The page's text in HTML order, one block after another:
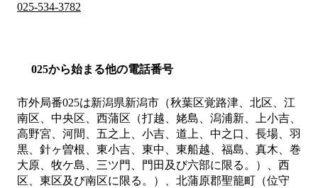
025-534-3782
025から始まる他の電話番号
市外局番025は新潟県新潟市（秋葉区覚路津、北区、江
南区、中央区、西蒲区（打越、姥島、潟浦新、上小吉、
高野宮、河間、五之上、小吉、道上、中之口、長場、羽
黒、針ヶ曽根、東小吉、東中、東船越、福島、真木、巻
大原、牧ケ島、三ツ門、門田及び六部に限る。）、西
区、東区及び南区に限る。）、北蒲原郡聖籠町（位守